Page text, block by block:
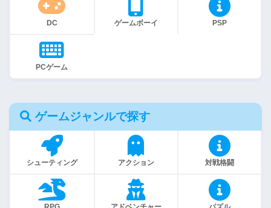
DC ゲームボーイ PSP
PCゲーム
ゲームジャンルで探す
シューティング アクション 対戦格闘